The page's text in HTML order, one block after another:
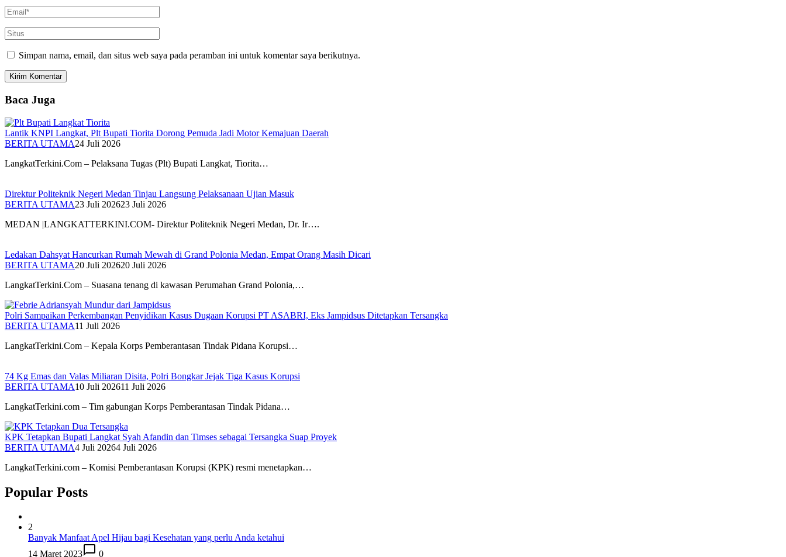
Simpan nama, email, dan situs web saya pada peramban ini untuk komentar saya berikutnya.
Baca Juga
Lantik KNPI Langkat, Plt Bupati Tiorita Dorong Pemuda Jadi Motor Kemajuan Daerah
BERITA UTAMA24 Juli 2026
LangkatTerkini.Com – Pelaksana Tugas (Plt) Bupati Langkat, Tiorita…
Direktur Politeknik Negeri Medan Tinjau Langsung Pelaksanaan Ujian Masuk
BERITA UTAMA23 Juli 202623 Juli 2026
MEDAN |LANGKATTERKINI.COM- Direktur Politeknik Negeri Medan, Dr. Ir….
Ledakan Dahsyat Hancurkan Rumah Mewah di Grand Polonia Medan, Empat Orang Masih Dicari
BERITA UTAMA20 Juli 202620 Juli 2026
LangkatTerkini.Com – Suasana tenang di kawasan Perumahan Grand Polonia,…
Polri Sampaikan Perkembangan Penyidikan Kasus Dugaan Korupsi PT ASABRI, Eks Jampidsus Ditetapkan Tersangka
BERITA UTAMA11 Juli 2026
LangkatTerkini.Com – Kepala Korps Pemberantasan Tindak Pidana Korupsi…
74 Kg Emas dan Valas Miliaran Disita, Polri Bongkar Jejak Tiga Kasus Korupsi
BERITA UTAMA10 Juli 202611 Juli 2026
LangkatTerkini.com – Tim gabungan Korps Pemberantasan Tindak Pidana…
KPK Tetapkan Bupati Langkat Syah Afandin dan Timses sebagai Tersangka Suap Proyek
BERITA UTAMA4 Juli 20264 Juli 2026
LangkatTerkini.com – Komisi Pemberantasan Korupsi (KPK) resmi menetapkan…
Popular Posts
2
Banyak Manfaat Apel Hijau bagi Kesehatan yang perlu Anda ketahui
14 Maret 2023
0